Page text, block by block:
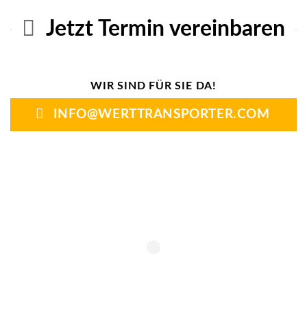
Jetzt Termin vereinbaren
WIR SIND FÜR SIE DA!
INFO@WERTTRANSPORTER.COM